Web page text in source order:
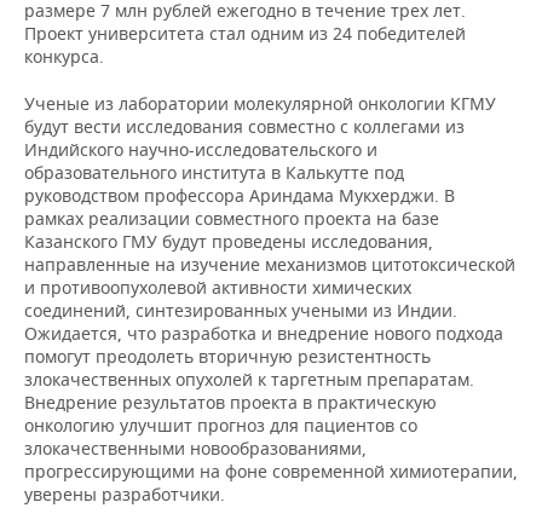
размере 7 млн рублей ежегодно в течение трех лет.
Проект университета стал одним из 24 победителей
конкурса.
Ученые из лаборатории молекулярной онкологии КГМУ
будут вести исследования совместно с коллегами из
Индийского научно-исследовательского и
образовательного института в Калькутте под
руководством профессора Ариндама Мукхерджи. В
рамках реализации совместного проекта на базе
Казанского ГМУ будут проведены исследования,
направленные на изучение механизмов цитотоксической
и противоопухолевой активности химических
соединений, синтезированных учеными из Индии.
Ожидается, что разработка и внедрение нового подхода
помогут преодолеть вторичную резистентность
злокачественных опухолей к таргетным препаратам.
Внедрение результатов проекта в практическую
онкологию улучшит прогноз для пациентов со
злокачественными новообразованиями,
прогрессирующими на фоне современной химиотерапии,
уверены разработчики.